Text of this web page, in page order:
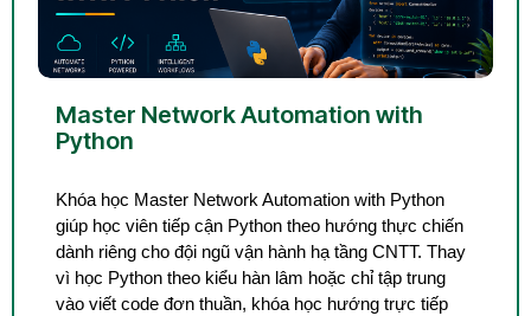
Master Network Automation with
Python
Khóa học Master Network Automation with Python
giúp học viên tiếp cận Python theo hướng thực chiến
dành riêng cho đội ngũ vận hành hạ tầng CNTT. Thay
vì học Python theo kiểu hàn lâm hoặc chỉ tập trung
vào viết code đơn thuần, khóa học hướng trực tiếp